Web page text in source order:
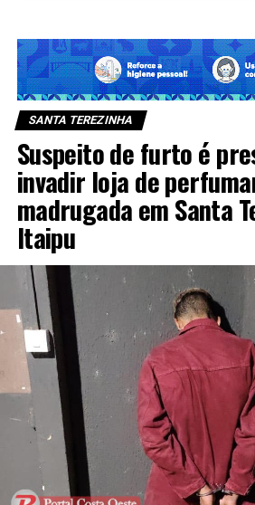
SANTA TEREZINHA
Suspeito de furto é
invadir loja de
madrugada em Santa
Itaipu